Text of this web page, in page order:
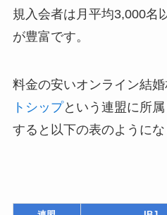
規入会者は月平均3,000名
が豊富です。
料金の安いオンライン結
トシップという連盟に所
すると以下の表のようにな